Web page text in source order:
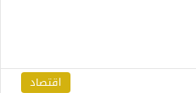
اقتصاد